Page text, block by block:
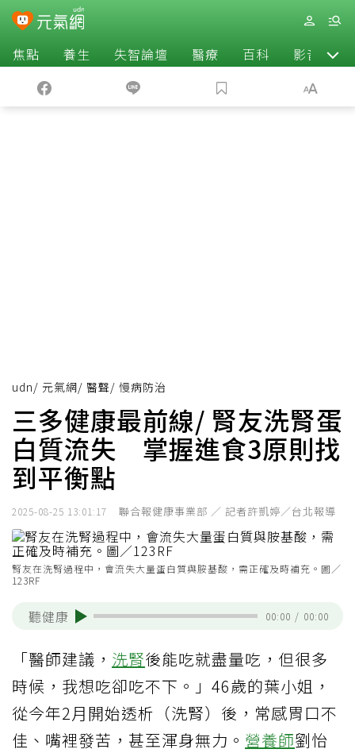
焦點 養生 失智論壇 醫療 百科 影音
udn/ 元氣網/ 醫聲/ 慢病防治
三多健康最前線/ 腎友洗腎蛋
白質流失 掌握進食3原則找
到平衡點
2025-08-25 13:01:17 聯合報健康事業部 ／ 記者許凱婷／台北報導
腎友在洗腎過程中，會流失大量蛋白質與胺基酸，需正確及時補充。圖／
123RF
聽健康 00:00 / 00:00
「醫師建議， 洗腎後能吃就盡量吃，但很多
時候，我想吃卻吃不下。」46歲的葉小姐，
從今年2月開始透析（洗腎）後，常感胃口不
佳、嘴裡發苦，甚至渾身無力。 營養師劉怡